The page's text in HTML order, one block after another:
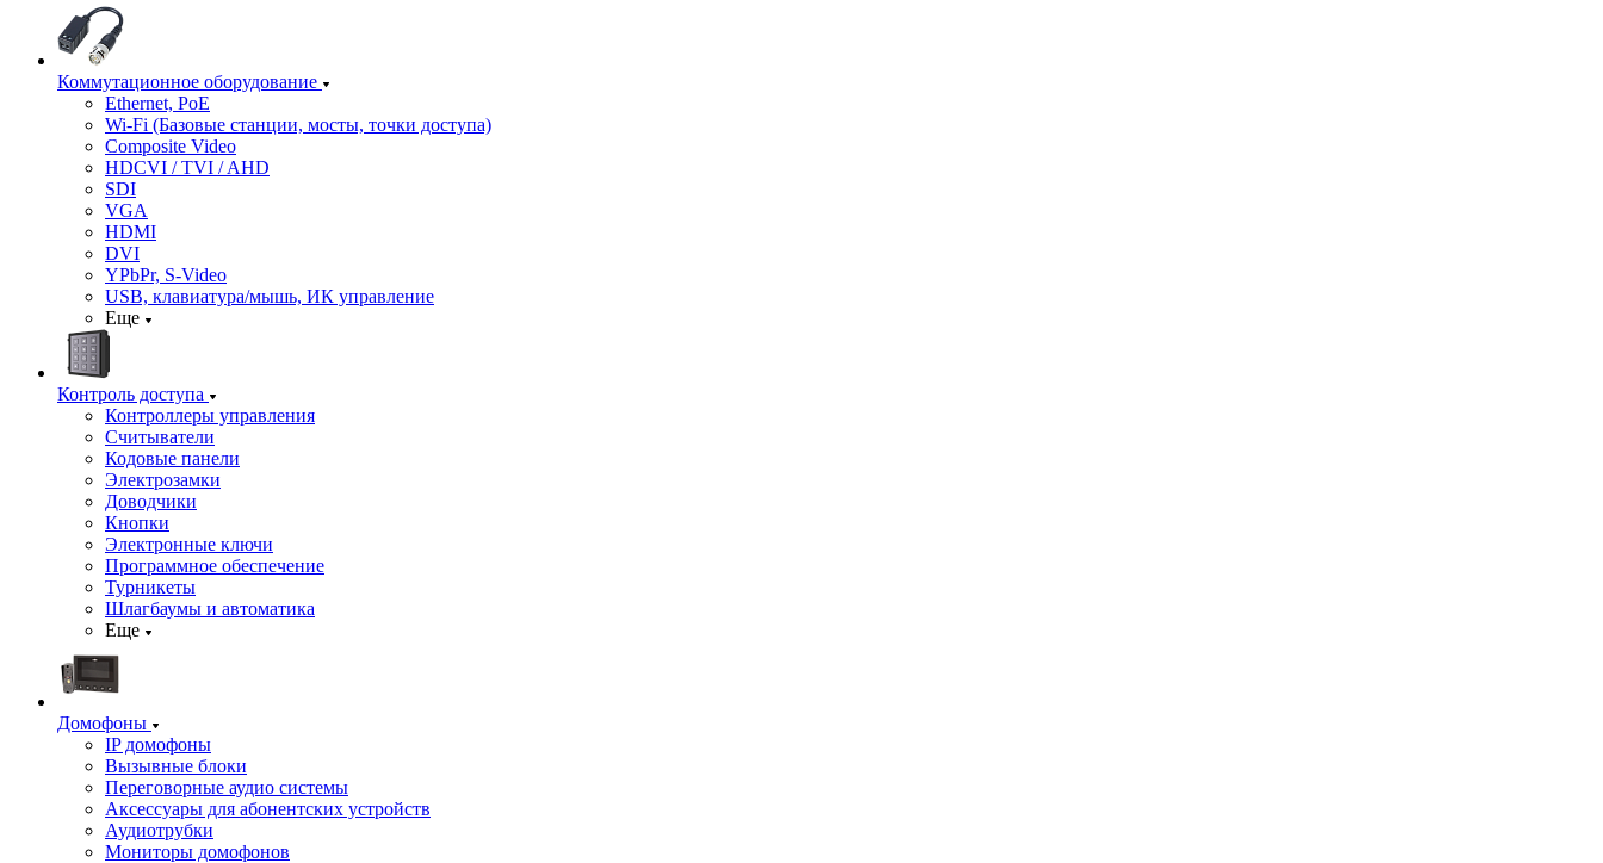
Коммутационное оборудование
Ethernet, PoE
Wi-Fi (Базовые станции, мосты, точки доступа)
Composite Video
HDCVI / TVI / AHD
SDI
VGA
HDMI
DVI
YPbPr, S-Video
USB, клавиатура/мышь, ИК управление
Еще
Контроль доступа
Контроллеры управления
Считыватели
Кодовые панели
Электрозамки
Доводчики
Кнопки
Электронные ключи
Программное обеспечение
Турникеты
Шлагбаумы и автоматика
Еще
Домофоны
IP домофоны
Вызывные блоки
Переговорные аудио системы
Аксессуары для абонентских устройств
Аудиотрубки
Мониторы домофонов